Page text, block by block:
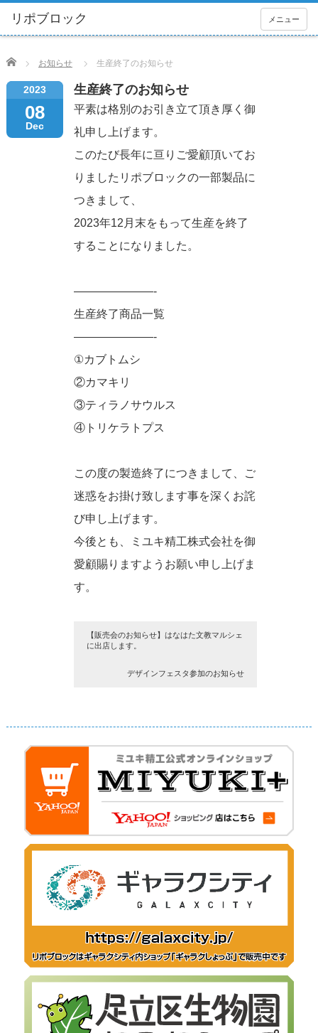
メニュー
Home お知らせ 生産終了のお知らせ
2023
08
Dec
生産終了のお知らせ
平素は格別のお引き立て頂き厚く御
礼申し上げます。
このたび長年に亘りご愛顧頂いてお
りましたリポブロックの一部製品に
つきまして、
2023年12月末をもって生産を終了
することになりました。
———————-
生産終了商品一覧
———————-
①カブトムシ
②カマキリ
③ティラノサウルス
④トリケラトプス
この度の製造終了につきまして、ご
迷惑をお掛け致します事を深くお詫
び申し上げます。
今後とも、ミユキ精工株式会社を御
愛顧賜りますようお願い申し上げま
す。
【販売会のお知らせ】はなはた文教マルシェ
に出店します。
デザインフェスタ参加のお知らせ